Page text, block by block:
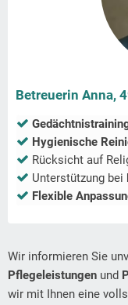
Betreuerin Anna,
Hygienische
Rücksicht auf
Unterstützung bei
Flexible
Wir informieren Sie
Pflegeleistungen und
wir mit Ihnen eine